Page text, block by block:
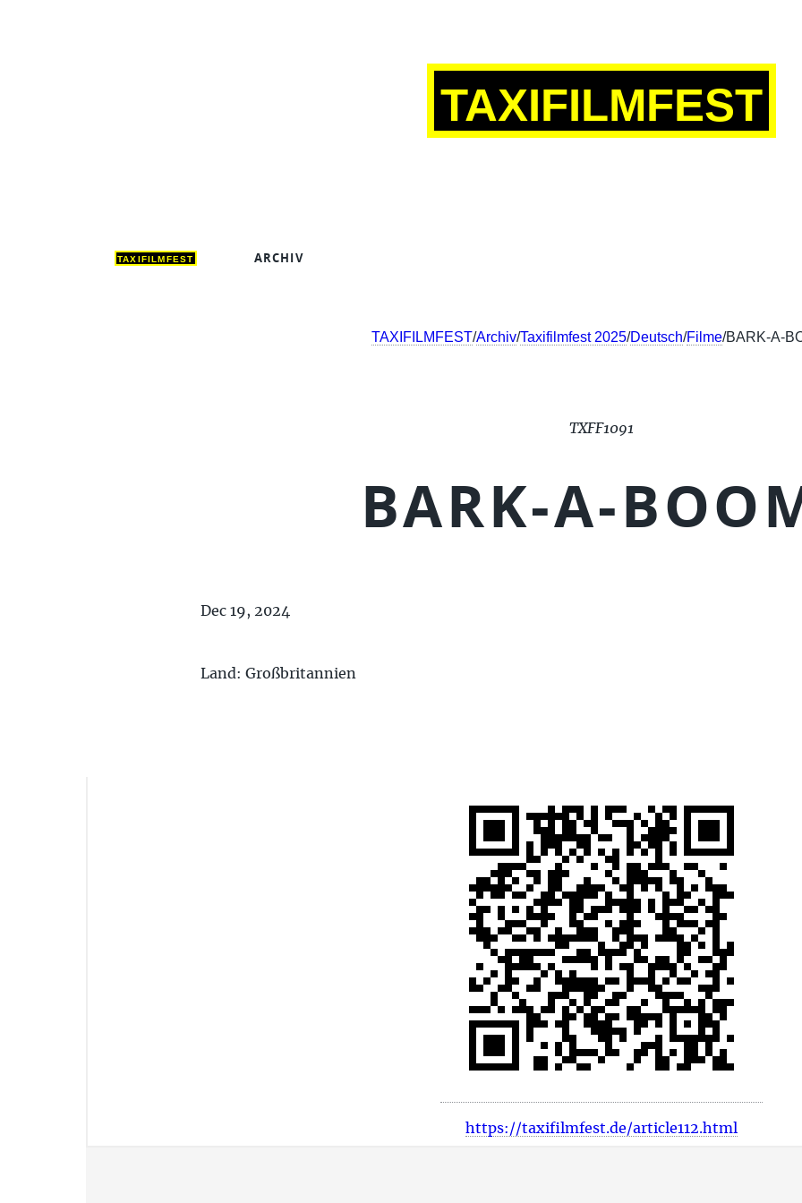
TAXIFILMFEST
TAXIFILMFEST ARCHIV
TAXIFILMFEST/Archiv/Taxifilmfest 2025/Deutsch/Filme/BARK-A-
TXFF1091
BARK-A-
Dec 19, 2024
Land: Großbritannien
https://taxifilmfest.de/article112.html